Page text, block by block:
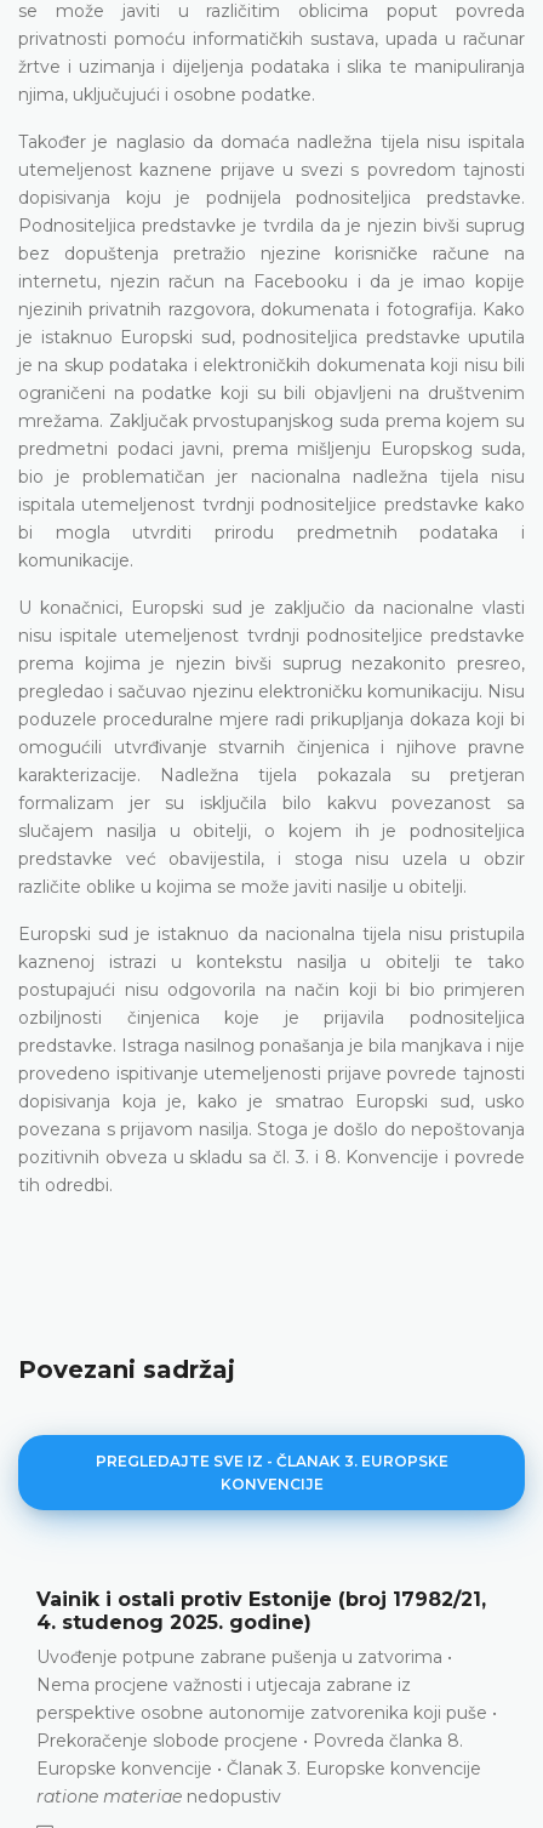
se može javiti u različitim oblicima poput povreda
privatnosti pomoću informatičkih sustava, upada u računar
žrtve i uzimanja i dijeljenja podataka i slika te manipuliranja
njima, uključujući i osobne podatke.
Također je naglasio da domaća nadležna tijela nisu ispitala
utemeljenost kaznene prijave u svezi s povredom tajnosti
dopisivanja koju je podnijela podnositeljica predstavke.
Podnositeljica predstavke je tvrdila da je njezin bivši suprug
bez dopuštenja pretražio njezine korisničke račune na
internetu, njezin račun na Facebooku i da je imao kopije
njezinih privatnih razgovora, dokumenata i fotografija. Kako
je istaknuo Europski sud, podnositeljica predstavke uputila
je na skup podataka i elektroničkih dokumenata koji nisu bili
ograničeni na podatke koji su bili objavljeni na društvenim
mrežama. Zaključak prvostupanjskog suda prema kojem su
predmetni podaci javni, prema mišljenju Europskog suda,
bio je problematičan jer nacionalna nadležna tijela nisu
ispitala utemeljenost tvrdnji podnositeljice predstavke kako
bi mogla utvrditi prirodu predmetnih podataka i
komunikacije.
U konačnici, Europski sud je zaključio da nacionalne vlasti
nisu ispitale utemeljenost tvrdnji podnositeljice predstavke
prema kojima je njezin bivši suprug nezakonito presreo,
pregledao i sačuvao njezinu elektroničku komunikaciju. Nisu
poduzele proceduralne mjere radi prikupljanja dokaza koji bi
omogućili utvrđivanje stvarnih činjenica i njihove pravne
karakterizacije. Nadležna tijela pokazala su pretjeran
formalizam jer su isključila bilo kakvu povezanost sa
slučajem nasilja u obitelji, o kojem ih je podnositeljica
predstavke već obavijestila, i stoga nisu uzela u obzir
različite oblike u kojima se može javiti nasilje u obitelji.
Europski sud je istaknuo da nacionalna tijela nisu pristupila
kaznenoj istrazi u kontekstu nasilja u obitelji te tako
postupajući nisu odgovorila na način koji bi bio primjeren
ozbiljnosti činjenica koje je prijavila podnositeljica
predstavke. Istraga nasilnog ponašanja je bila manjkava i nije
provedeno ispitivanje utemeljenosti prijave povrede tajnosti
dopisivanja koja je, kako je smatrao Europski sud, usko
povezana s prijavom nasilja. Stoga je došlo do nepoštovanja
pozitivnih obveza u skladu sa čl. 3. i 8. Konvencije i povrede
tih odredbi.
Povezani sadržaj
PREGLEDAJTE SVE IZ - ČLANAK 3. EUROPSKE
KONVENCIJE
(broj 17982/21,
pušenja u zatvorima •
utjecaja zabrane iz
zatvorenika koji puše •
• Povreda članka 8.
3. Europske konvencije
Bednarek i ostali
Diskriminacija na
Domaći pravni okvir
orijentaciju kao motiv
Povreda članka 3.
člankom 14. Konvencije